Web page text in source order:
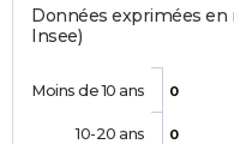
Données exprimées en
Insee)
0
0
Moins de 10 ans
10-20 ans